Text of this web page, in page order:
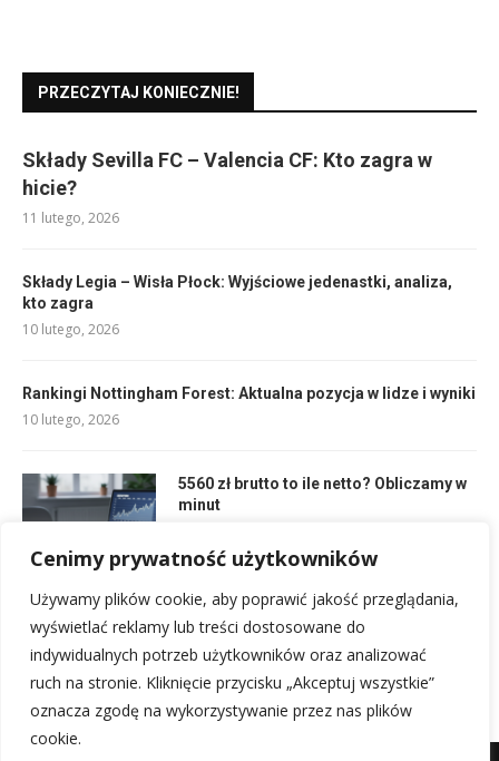
Cenimy prywatność użytkowników
Używamy plików cookie, aby poprawić jakość przeglądania,
wyświetlać reklamy lub treści dostosowane do
indywidualnych potrzeb użytkowników oraz analizować
ruch na stronie. Kliknięcie przycisku „Akceptuj wszystkie”
oznacza zgodę na wykorzystywanie przez nas plików
cookie.
PRZECZYTAJ KONIECZNIE!
Składy Sevilla FC – Valencia CF: Kto zagra w
hicie?
11 lutego, 2026
Składy Legia – Wisła Płock: Wyjściowe jedenastki, analiza,
kto zagra
10 lutego, 2026
Rankingi Nottingham Forest: Aktualna pozycja w lidze i wyniki
10 lutego, 2026
5560 zł brutto to ile netto? Obliczamy w
minut
Draft co to jest? Wyjaśniamy kluczowe pojęcie
12 lutego, 2026